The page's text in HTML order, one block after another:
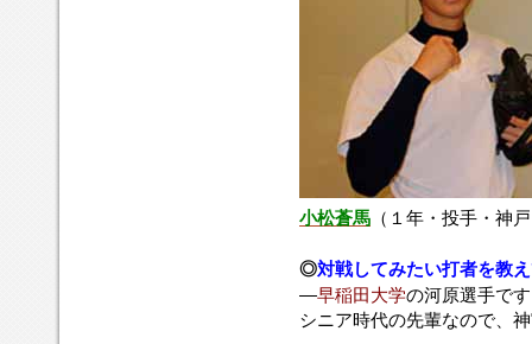
小松蒼馬 （１年・投手・神
◎対戦してみたい打者を教
―早稲田大学の河原選手で
シニア時代の先輩なので、